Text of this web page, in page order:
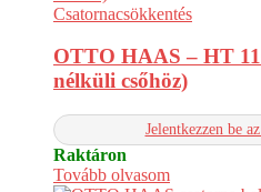
Csatornacsökkentés
OTTO HAAS – HT
nélküli csőhöz)
Jelentkezzen be
Raktáron
Tovább olvasom